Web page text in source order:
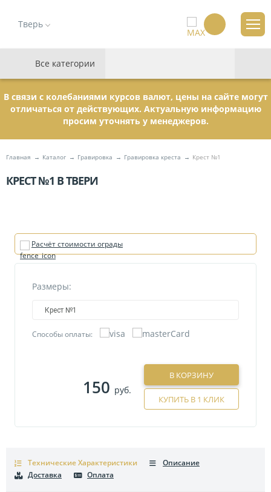
Тверь
Все категории
В связи с колебаниями курсов валют, цены на сайте могут
отличаться от действующих. Актуальную информацию
просим уточнять у менеджеров.
Главная Каталог Гравировка Гравировка креста Крест №1
КРЕСТ №1 В ТВЕРИ
Расчёт стоимости ограды
Размеры:
Крест №1
Способы оплаты:
150 руб.
В КОРЗИНУ
КУПИТЬ В 1 КЛИК
Технические Характеристики
Описание
Доставка
Оплата